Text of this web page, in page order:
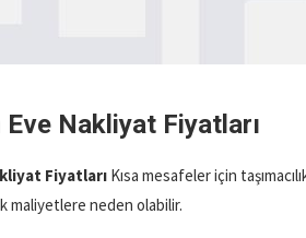
Nakliyat Fiyatları
Fiyatları Kısa mesafeler için
maliyetlere neden olabilir.